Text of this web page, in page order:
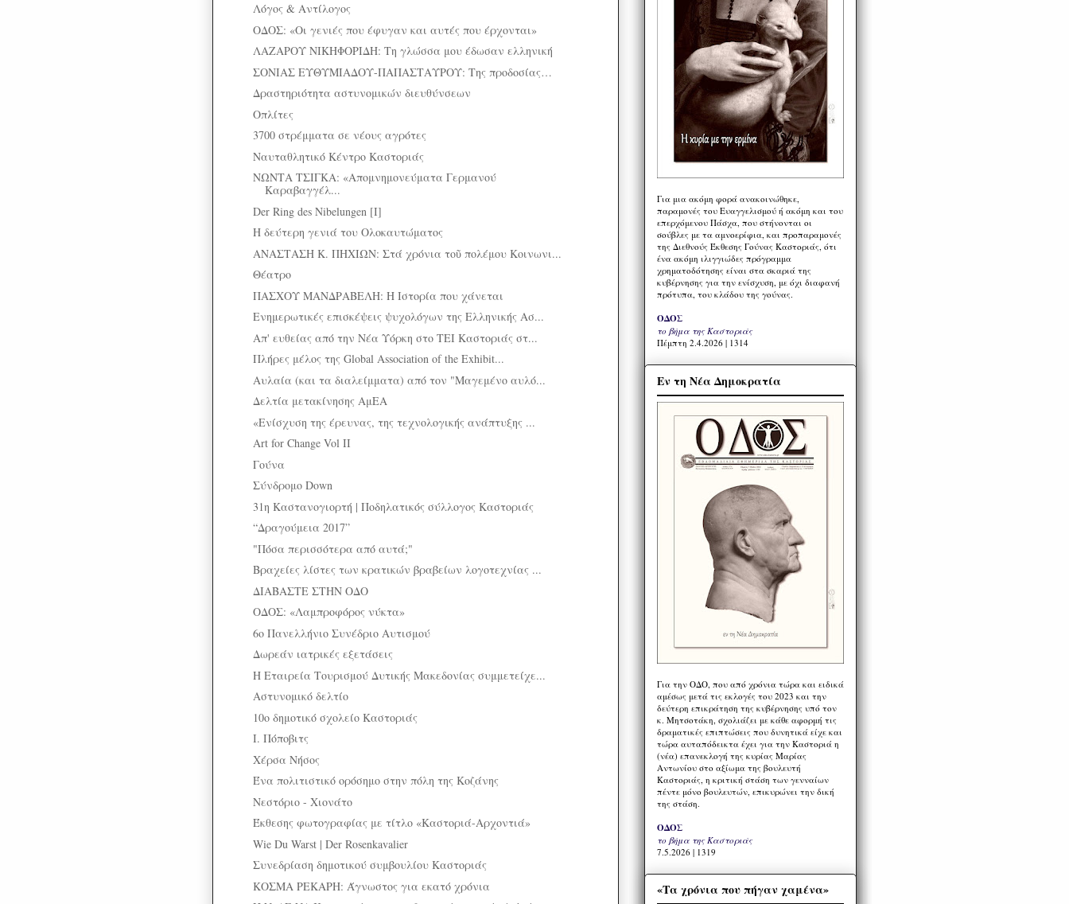
Λόγος & Αντίλογος
ΟΔΟΣ: «Οι γενιές που έφυγαν και αυτές που έρχονται»
ΛΑΖΑΡΟΥ ΝΙΚΗΦΟΡΙΔΗ: Τη γλώσσα μου έδωσαν ελληνική
ΣΟΝΙΑΣ ΕΥΘΥΜΙΑΔΟΥ-ΠΑΠΑΣΤΑΥΡΟΥ: Της προδοσίας…
Δραστηριότητα αστυνομικών διευθύνσεων
Οπλίτες
3700 στρέμματα σε νέους αγρότες
Ναυταθλητικό Κέντρο Καστοριάς
ΝΩΝΤΑ ΤΣΙΓΚΑ: «Απομνημονεύματα Γερμανού
Καραβαγγέλ...
Der Ring des Nibelungen [I]
Η δεύτερη γενιά του Ολοκαυτώματος
ΑΝΑΣΤΑΣΗ Κ. ΠΗΧΙΩΝ: Στά χρόνια τοῦ πολέμου Κοινωνι...
Θέατρο
ΠΑΣΧΟΥ ΜΑΝΔΡΑΒΕΛΗ: Η Ιστορία που χάνεται
Ενημερωτικές επισκέψεις ψυχολόγων της Ελληνικής Ασ...
Απ' ευθείας από την Νέα Υόρκη στο ΤΕΙ Καστοριάς στ...
Πλήρες μέλος της Global Association of the Exhibit...
Αυλαία (και τα διαλείμματα) από τον "Μαγεμένο αυλό...
Δελτία μετακίνησης ΑμEΑ
«Ενίσχυση της έρευνας, της τεχνολογικής ανάπτυξης ...
Art for Change Vol II
Γούνα
Σύνδρομο Down
31η Καστανογιορτή | Ποδηλατικός σύλλογος Καστοριάς
“Δραγούμεια 2017”
"Πόσα περισσότερα από αυτά;"
Βραχείες λίστες των κρατικών βραβείων λογοτεχνίας ...
ΔΙΑΒΑΣΤΕ ΣΤΗΝ ΟΔΟ
ΟΔΟΣ: «Λαμπροφόρος νύκτα»
6ο Πανελλήνιο Συνέδριο Αυτισμού
Δωρεάν ιατρικές εξετάσεις
Η Εταιρεία Τουρισμού Δυτικής Μακεδονίας συμμετείχε...
Αστυνομικό δελτίο
10ο δημοτικό σχολείο Καστοριάς
Ι. Πόποβιτς
Χέρσα Νήσος
Ένα πολιτιστικό ορόσημο στην πόλη της Κοζάνης
Νεστόριο - Χιονάτο
Έκθεσης φωτογραφίας με τίτλο «Καστοριά-Αρχοντιά»
Wie Du Warst | Der Rosenkavalier
Συνεδρίαση δημοτικού συμβουλίου Καστοριάς
ΚΟΣΜΑ ΡΕΚΑΡΗ: Άγνωστος για εκατό χρόνια
Για μια ακόμη φορά ανακοινώθηκε,
παραμονές του Ευαγγελισμού ή ακόμη και του
επερχόμενου Πάσχα, που στήνονται οι
σούβλες με τα αμνοερίφια, και προπαραμονές
της Διεθνούς Έκθεσης Γούνας Καστοριάς, ότι
ένα ακόμη ιλιγγιώδες πρόγραμμα
χρηματοδότησης είναι στα σκαριά της
κυβέρνησης για την ενίσχυση, με όχι διαφανή
πρότυπα, του κλάδου της γούνας.
ΟΔΟΣ
το βήμα της Καστοριάς
Πέμπτη 2.4.2026 | 1314
Εν τη Νέα Δημοκρατία
Για την ΟΔΟ, που από χρόνια τώρα και ειδικά
αμέσως μετά τις εκλογές του 2023 και την
δεύτερη επικράτηση της κυβέρνησης υπό τον
κ. Μητσοτάκη, σχολιάζει με κάθε αφορμή τις
δραματικές επιπτώσεις που δυνητικά είχε και
τώρα αυταπόδεικτα έχει για την Καστοριά η
(νέα) επανεκλογή της κυρίας Μαρίας
Αντωνίου στο αξίωμα της βουλευτή
Καστοριάς, η κριτική στάση των γενναίων
πέντε μόνο βουλευτών, επικυρώνει την δική
της στάση.
ΟΔΟΣ
το βήμα της Καστοριάς
7.5.2026 | 1319
«Τα χρόνια που πήγαν χαμένα»